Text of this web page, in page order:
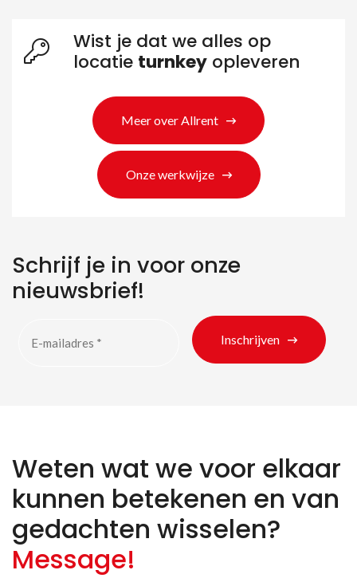
Wist je dat we alles op
locatie turnkey opleveren
Meer over Allrent
Onze werkwijze
Schrijf je in voor onze
nieuwsbrief!
Inschrijven
Weten wat we voor elkaar
kunnen betekenen en van
gedachten wisselen?
Message!
Zoeken naar producten